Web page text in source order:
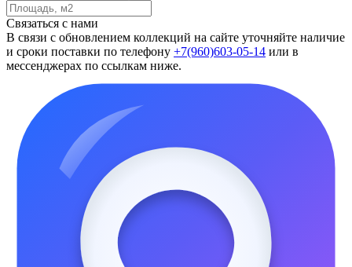
Связаться с нами
В связи с обновлением коллекций на сайте уточняйте наличие
и сроки поставки по телефону +7(960)603-05-14 или в
мессенджерах по ссылкам ниже.